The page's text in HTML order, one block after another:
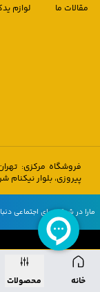
خانه محصولات
مقالات ما
لوازم
فروشگاه مرکزی:
پیروزی، بلوار نیکنام شرقی، پلاک 8،
مارا در شبکه های اجتماعی